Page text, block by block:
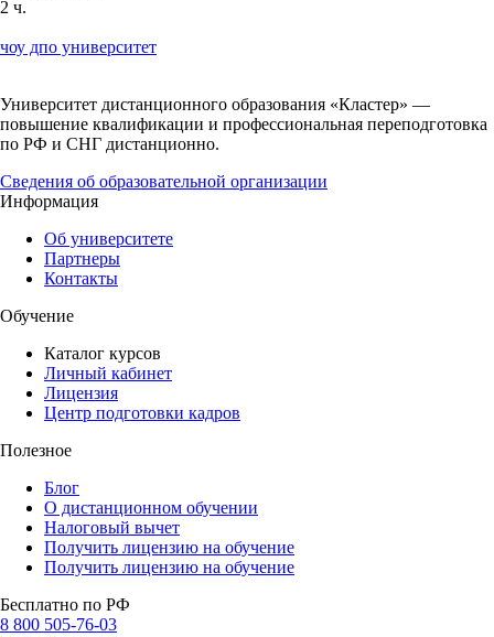
2 ч.
чоу дпо университет
Университет дистанционного образования «Кластер» —
повышение квалификации и профессиональная переподготовка
по РФ и СНГ дистанционно.
Сведения об образовательной организации
Информация
Об университете
Партнеры
Контакты
Обучение
Каталог курсов
Личный кабинет
Лицензия
Центр подготовки кадров
Полезное
Блог
О дистанционном обучении
Налоговый вычет
Получить лицензию на обучение
Получить лицензию на обучение
Бесплатно по РФ
8 800 505-76-03